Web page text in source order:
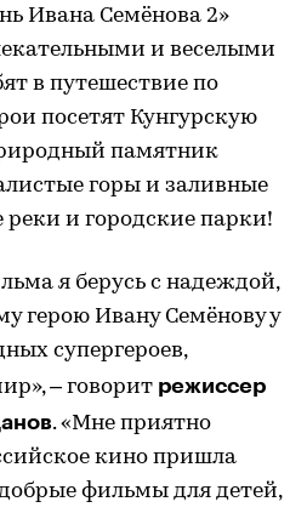
Ивана Семёнова 2»
и веселыми
в путешествие по
посетят Кунгурскую
памятник
горы и заливные
реки и городские парки!
я берусь с надеждой,
герою Ивану Семёнову у
супергероев,
– говорит режиссер
. «Мне приятно
кино пришла
фильмы для детей,